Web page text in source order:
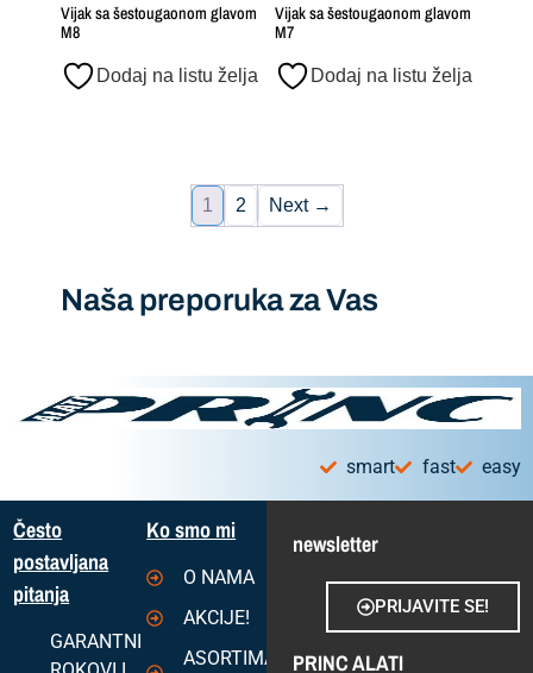
Vijak sa šestougaonom glavom
M8
Dodaj na listu želja
Vijak sa šestougaonom glavom
M7
Dodaj na listu želja
1 2 Next →
Naša preporuka za Vas
smart fast easy
Često
postavljana
pitanja
GARANTNI
Ko smo mi
O NAMA
AKCIJE!
ASORTIMAN
newsletter
PRIJAVITE SE!
PRINC ALATI